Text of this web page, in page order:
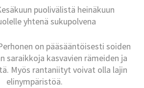
puolivälistä heinäkuun
yhtenä sukupolvena
on pääsääntöisesti soiden
saraikkoja kasvavien rämeiden ja
Myös rantaniityt voivat olla lajin
elinympäristöä.